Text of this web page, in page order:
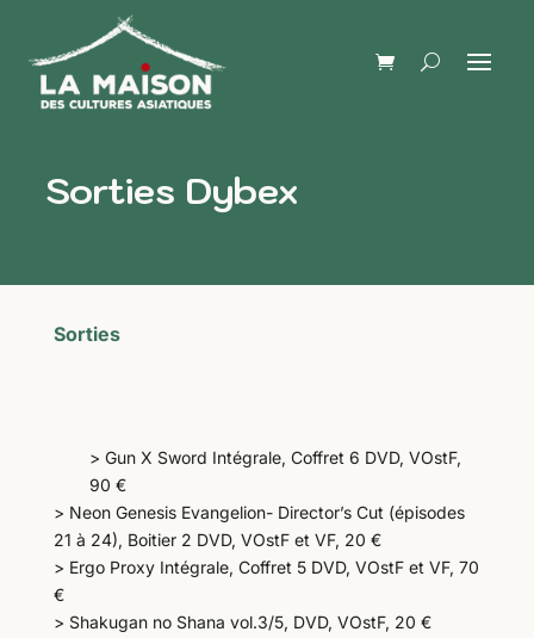
Sorties Dybex
Sorties
> Gun X Sword Intégrale, Coffret 6 DVD, VOstF,
90 €
> Neon Genesis Evangelion- Director’s Cut (épisodes
21 à 24), Boitier 2 DVD, VOstF et VF, 20 €
> Ergo Proxy Intégrale, Coffret 5 DVD, VOstF et VF, 70
€
> Shakugan no Shana vol.3/5, DVD, VOstF, 20 €